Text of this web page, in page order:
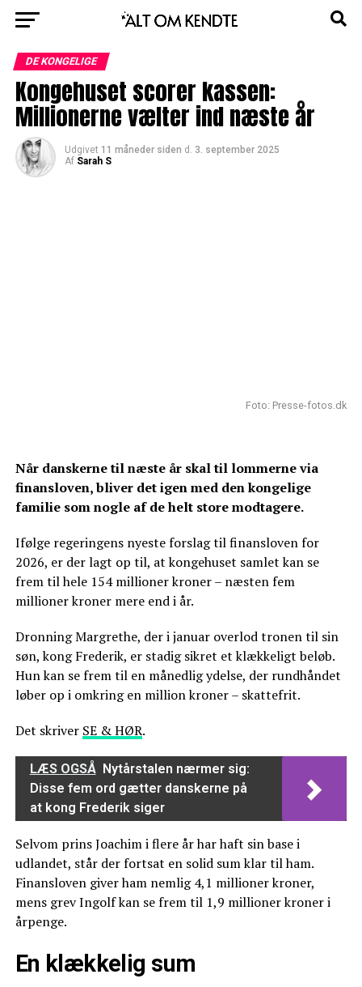
DE KONGELIGE
Kongehuset scorer kassen:
Millionerne vælter ind næste år
Udgivet 11 måneder siden d. 3. september 2025
Af Sarah S
Foto: Presse-fotos.dk
Når danskerne til næste år skal til lommerne via
finansloven, bliver det igen med den kongelige
familie som nogle af de helt store modtagere.
Ifølge regeringens nyeste forslag til finansloven for
2026, er der lagt op til, at kongehuset samlet kan se
frem til hele 154 millioner kroner – næsten fem
millioner kroner mere end i år.
Dronning Margrethe, der i januar overlod tronen til sin
søn, kong Frederik, er stadig sikret et klækkeligt beløb.
Hun kan se frem til en månedlig ydelse, der rundhåndet
løber op i omkring en million kroner – skattefrit.
Det skriver SE & HØR.
LÆS OGSÅ Nytårstalen nærmer sig:
Disse fem ord gætter danskerne på
at kong Frederik siger
Selvom prins Joachim i flere år har haft sin base i
udlandet, står der fortsat en solid sum klar til ham.
Finansloven giver ham nemlig 4,1 millioner kroner,
mens grev Ingolf kan se frem til 1,9 millioner kroner i
årpenge.
En klækkelig sum